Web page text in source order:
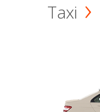
Taxi